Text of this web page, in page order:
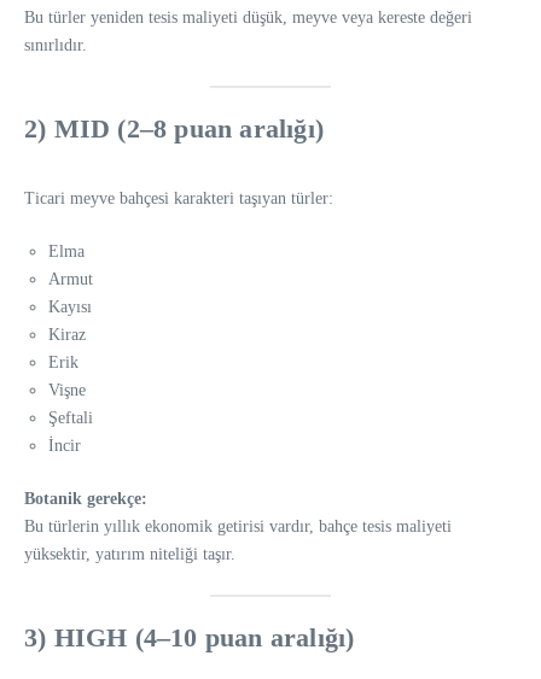
Bu türler yeniden tesis maliyeti düşük, meyve veya kereste değeri
sınırlıdır.
2) MID (2–8 puan aralığı)
Ticari meyve bahçesi karakteri taşıyan türler:
Elma
Armut
Kayısı
Kiraz
Erik
Vişne
Şeftali
İncir
Botanik gerekçe:
Bu türlerin yıllık ekonomik getirisi vardır, bahçe tesis maliyeti
yüksektir, yatırım niteliği taşır.
3) HIGH (4–10 puan aralığı)